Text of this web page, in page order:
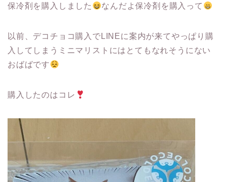
保冷剤を購入しました なんだよ保冷剤を購入って
以前、デコチョコ購入でLINEに案内が来てやっぱり購
入してしまうミニマリストにはとてもなれそうにない
おばばです
購入したのはコレ